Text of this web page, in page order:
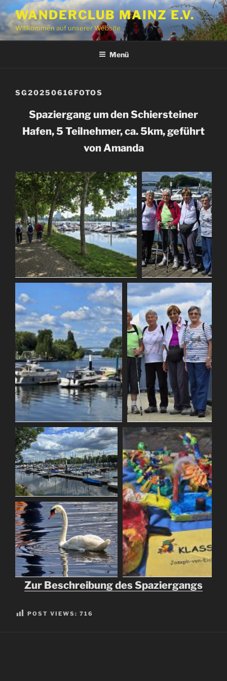
Inhalt
springen
WANDERCLUB MAINZ E.V.
Willkommen auf unserer Website
Menü
SG20250616FOTOS
Spaziergang um den Schiersteiner
Hafen, 5 Teilnehmer, ca. 5km, geführt
von Amanda
Zur Beschreibung des Spaziergangs
POST VIEWS: 716